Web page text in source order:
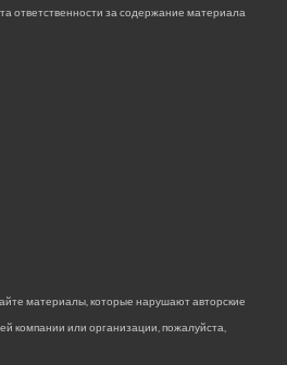
ответственности за содержание материала
материалы, которые нарушают авторские
компании или организации, пожалуйста,